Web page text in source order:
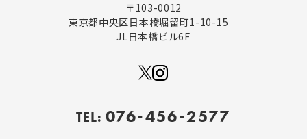
〒103-0012
東京都中央区日本橋堀留町1-10-15
JL日本橋ビル6F
TEL: 076-456-2577